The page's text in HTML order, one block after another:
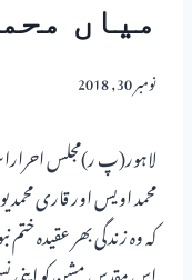
میاں
نومبر 30, 2018
لاہور(پ ر)مجلس
محمد اویس اور قاری
کہ وہ زندگی بھر عقیدہ